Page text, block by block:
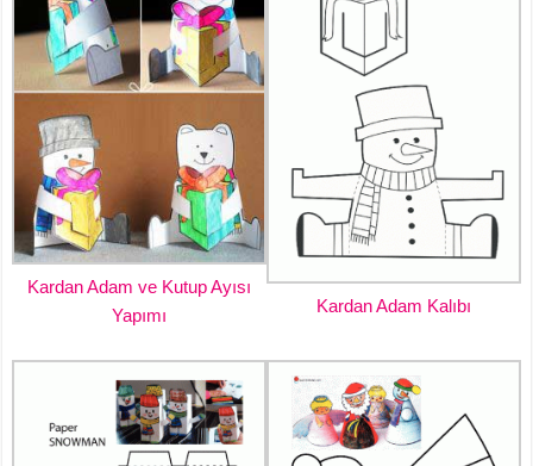
Kardan Adam ve Kutup Ayısı
Yapımı
Kardan Adam Kalıbı